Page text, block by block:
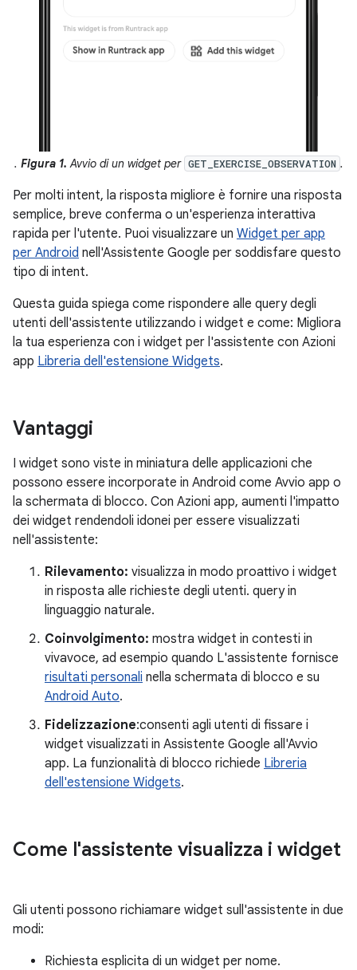
. Figura 1. Avvio di un widget per GET_EXERCISE_OBSERVATION .
Per molti intent, la risposta migliore è fornire una risposta
semplice, breve conferma o un'esperienza interattiva
rapida per l'utente. Puoi visualizzare un Widget per app
per Android nell'Assistente Google per soddisfare questo
tipo di intent.
Questa guida spiega come rispondere alle query degli
utenti dell'assistente utilizzando i widget e come: Migliora
la tua esperienza con i widget per l'assistente con Azioni
app Libreria dell'estensione Widgets.
Vantaggi
I widget sono viste in miniatura delle applicazioni che
possono essere incorporate in Android come Avvio app o
la schermata di blocco. Con Azioni app, aumenti l'impatto
dei widget rendendoli idonei per essere visualizzati
nell'assistente:
Rilevamento: visualizza in modo proattivo i widget
in risposta alle richieste degli utenti. query in
linguaggio naturale.
Coinvolgimento: mostra widget in contesti in
vivavoce, ad esempio quando L'assistente fornisce
risultati personali nella schermata di blocco e su
Android Auto.
Fidelizzazione:consenti agli utenti di fissare i
widget visualizzati in Assistente Google all'Avvio
app. La funzionalità di blocco richiede Libreria
dell'estensione Widgets.
Come l'assistente visualizza i widget
Gli utenti possono richiamare widget sull'assistente in due
modi:
Richiesta esplicita di un widget per nome.